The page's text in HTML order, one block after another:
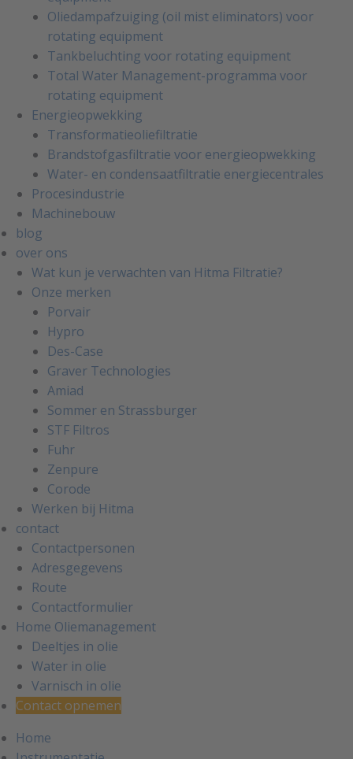
Oliedampafzuiging (oil mist eliminators) voor
rotating equipment
Tankbeluchting voor rotating equipment
Total Water Management-programma voor
rotating equipment
Energieopwekking
Transformatieoliefiltratie
Brandstofgasfiltratie voor energieopwekking
Water- en condensaatfiltratie energiecentrales
Procesindustrie
Machinebouw
blog
over ons
Wat kun je verwachten van Hitma Filtratie?
Onze merken
Porvair
Hypro
Des-Case
Graver Technologies
Amiad
Sommer en Strassburger
STF Filtros
Fuhr
Zenpure
Corode
Werken bij Hitma
contact
Contactpersonen
Adresgegevens
Route
Contactformulier
Home Oliemanagement
Deeltjes in olie
Water in olie
Varnisch in olie
Contact opnemen
Home